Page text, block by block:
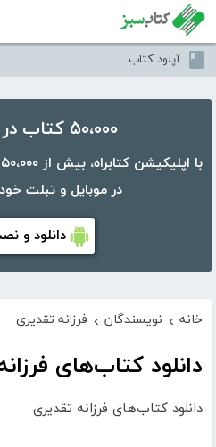
آپلود کتاب
۵۰،۰۰۰ کتاب در موبایل شما
در موبایل و تبلت
دانلود و
خانه › نویسندگان › فرزانه تقدیری
دانلود کتاب‌های
دانلود کتاب‌های فرزانه تقدیری